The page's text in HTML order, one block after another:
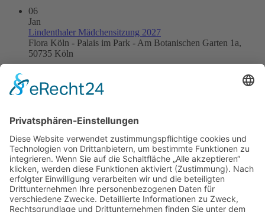
06
Jan
Lindenthaler Mädchensitzung 2027
Flora Köln - Palais im Park - Am Botanischen Garten 1a,
50735 Köln
Jan
Kneipensitzung 2027
Jan
Kinderkostümsitzung 2027
Apostelgymnasium, Biggestraße 2, 50931 Köln
31
Jan
Große Jubiläumssitzung
Flora Köln - Palais im Park - Am Botanischen Garten 1a,